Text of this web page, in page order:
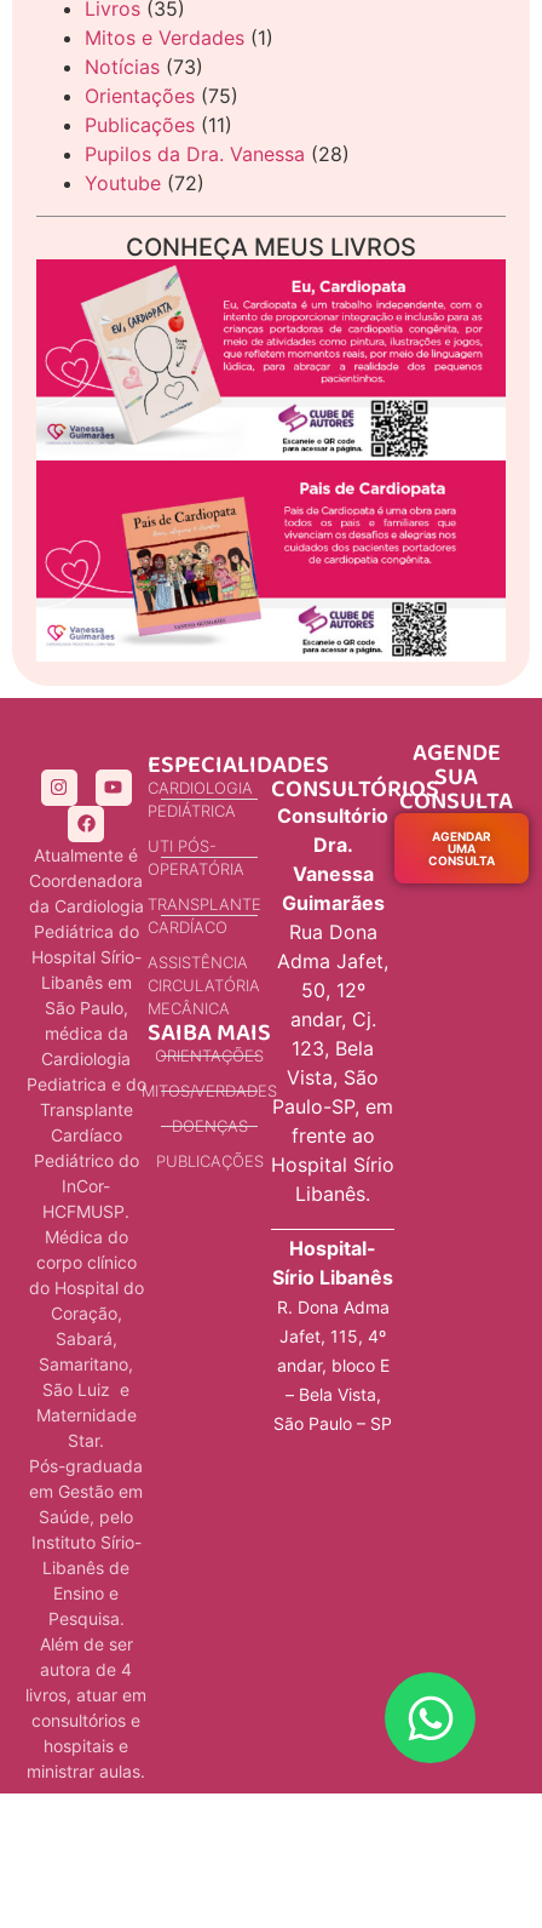
Livros (35)
Mitos e Verdades (1)
Notícias (73)
Orientações (75)
Publicações (11)
Pupilos da Dra. Vanessa (28)
Youtube (72)
CONHEÇA MEUS LIVROS
Atualmente é
Coordenadora
da Cardiologia
Pediátrica do
Hospital Sírio-
Libanês em
São Paulo,
médica da
Cardiologia
Pediatrica e do
Transplante
Cardíaco
Pediátrico do
InCor-
HCFMUSP.
Médica do
corpo clínico
do Hospital do
Coração,
Sabará,
Samaritano,
São Luiz e
Maternidade
Star.
Pós-graduada
em Gestão em
Saúde, pelo
Instituto Sírio-
Libanês de
Ensino e
Pesquisa.
Além de ser
autora de 4
livros, atuar em
consultórios e
hospitais e
ministrar aulas.
ESPECIALIDADES
CARDIOLOGIA
PEDIÁTRICA
UTI PÓS-
OPERATÓRIA
TRANSPLANTE
CARDÍACO
ASSISTÊNCIA
CIRCULATÓRIA
MECÂNICA
SAIBA MAIS
ORIENTAÇÕES
MITOS/VERDADES
DOENÇAS
PUBLICAÇÕES
CONSULTÓRIOS
Consultório
Dra.
Vanessa
Guimarães
Rua Dona
Adma Jafet,
50, 12º
andar, Cj.
123, Bela
Vista, São
Paulo-SP, em
frente ao
Hospital Sírio
Libanês.
Hospital-
Sírio Libanês
R. Dona Adma
Jafet, 115, 4º
andar, bloco E
– Bela Vista,
São Paulo – SP
AGENDE
SUA
CONSULTA
AGENDAR
UMA
CONSULTA